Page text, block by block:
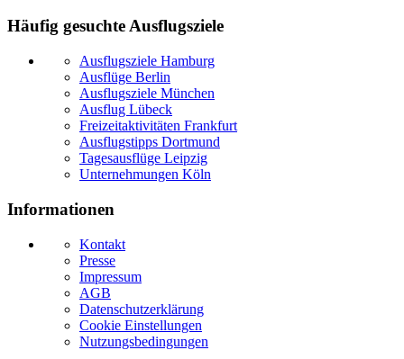
Häufig gesuchte Ausflugsziele
Ausflugsziele Hamburg
Ausflüge Berlin
Ausflugsziele München
Ausflug Lübeck
Freizeitaktivitäten Frankfurt
Ausflugstipps Dortmund
Tagesausflüge Leipzig
Unternehmungen Köln
Informationen
Kontakt
Presse
Impressum
AGB
Datenschutzerklärung
Cookie Einstellungen
Nutzungsbedingungen